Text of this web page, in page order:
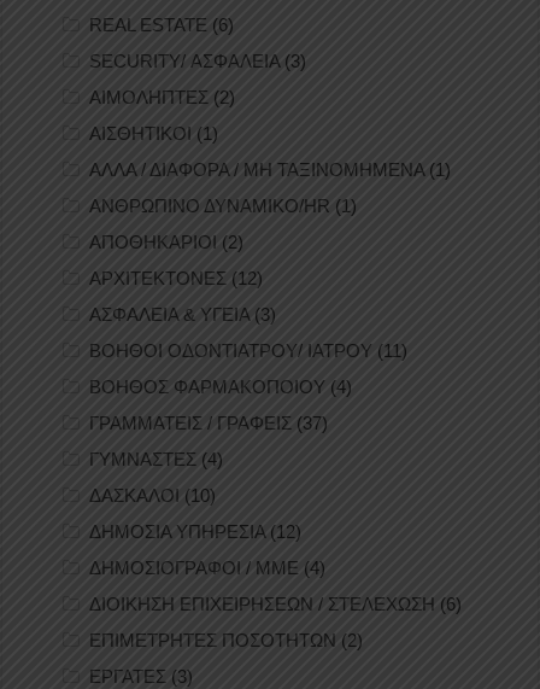
REAL ESTATE (6)
SECURITY/ ΑΣΦΑΛΕΙΑ(3)
ΑΙΜΟΛΗΠΤΕΣ (2)
ΑΙΣΘΗΤΙΚΟΙ (1)
ΑΛΛΑ / ΔΙΑΦΟΡΑ / ΜΗ ΤΑΞΙΝΟΜΗΜΕΝΑ(1)
ΑΝΘΡΩΠΙΝΟ ΔΥΝΑΜΙΚΟ/HR (1)
ΑΠΟΘΗΚΑΡΙΟΙ (2)
ΑΡΧΙΤΕΚΤΟΝΕΣ (12)
ΑΣΦΑΛΕΙΑ & ΥΓΕΙΑ (3)
ΒΟΗΘΟΙ ΟΔΟΝΤΙΑΤΡΟΥ/ ΙΑΤΡΟΥ (11)
ΒΟΗΘΟΣ ΦΑΡΜΑΚΟΠΟΙΟΥ (4)
ΓΡΑΜΜΑΤΕΙΣ / ΓΡΑΦΕΙΣ (37)
ΓΥΜΝΑΣΤΕΣ (4)
ΔΑΣΚΑΛΟΙ (10)
ΔΗΜΟΣΙΑ ΥΠΗΡΕΣΙΑ(12)
ΔΗΜΟΣΙΟΓΡΑΦΟΙ / ΜΜΕ (4)
ΔΙΟΙΚΗΣΗ ΕΠΙΧΕΙΡΗΣΕΩΝ / ΣΤΕΛΕΧΩΣΗ (6)
ΕΠΙΜΕΤΡΗΤΕΣ ΠΟΣΟΤΗΤΩΝ (2)
ΕΡΓΑΤΕΣ (3)